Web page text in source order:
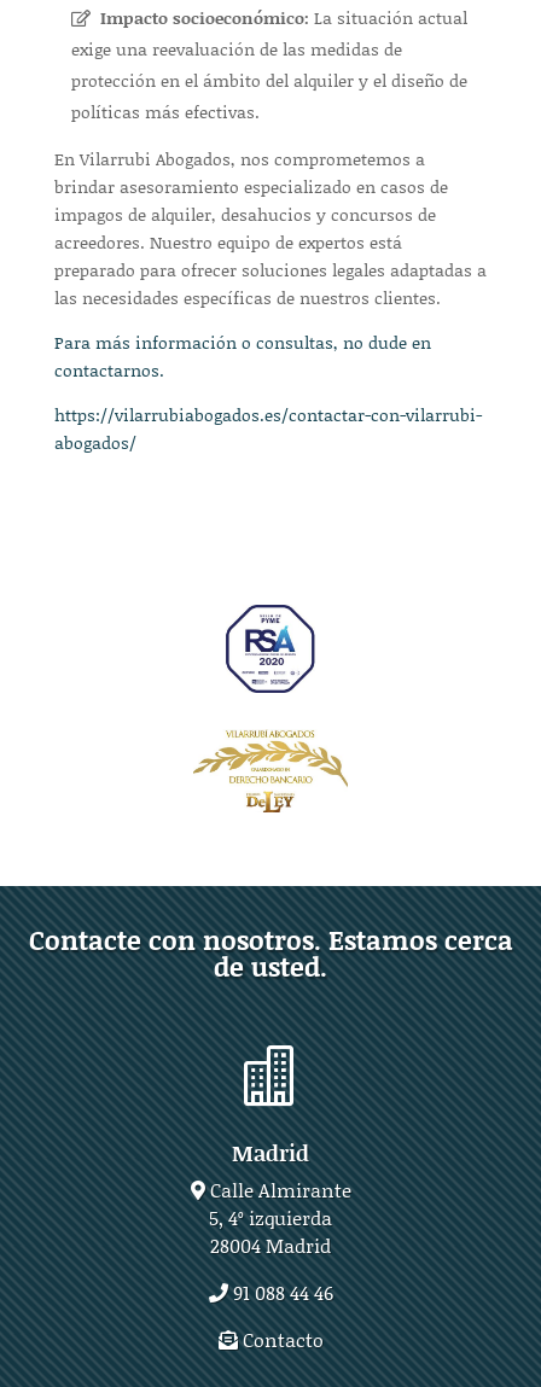
Impacto socioeconómico: La situación actual
exige una reevaluación de las medidas de
protección en el ámbito del alquiler y el diseño de
políticas más efectivas.
En Vilarrubi Abogados, nos comprometemos a
brindar asesoramiento especializado en casos de
impagos de alquiler, desahucios y concursos de
acreedores. Nuestro equipo de expertos está
preparado para ofrecer soluciones legales adaptadas a
las necesidades específicas de nuestros clientes.
Para más información o consultas, no dude en
contactarnos.
https://vilarrubiabogados.es/contactar-con-vilarrubi-
abogados/
Contacte con nosotros. Estamos cerca
de usted.

Madrid
Calle Almirante
5, 4º izquierda
28004 Madrid
91 088 44 46
Contacto